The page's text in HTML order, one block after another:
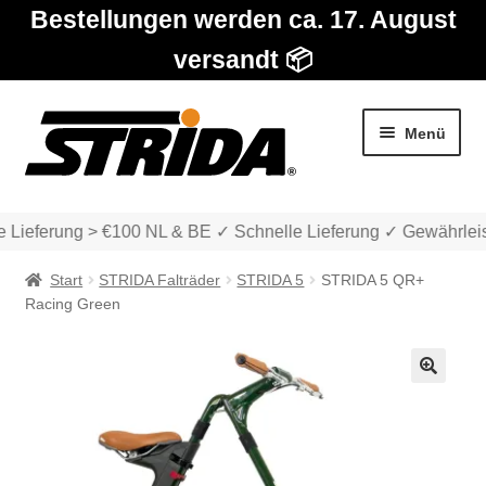
Bestellungen werden ca. 17. August
versandt 📦
Zur
Navigation
springen
Zum
Inhalt
springen
Menü
> €100 NL & BE ✓ Schnelle Lieferung ✓
Start STRIDA Falträder STRIDA 5
STRIDA 5 QR+
Racing Green